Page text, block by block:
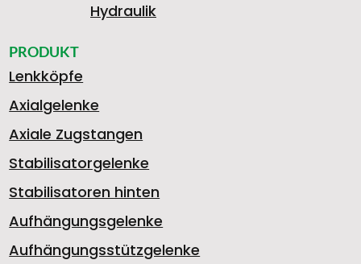
Hydraulik
PRODUKT
Lenkköpfe
Axialgelenke
Axiale Zugstangen
Stabilisatorgelenke
Stabilisatoren hinten
Aufhängungsgelenke
Aufhängungsstützgelenke